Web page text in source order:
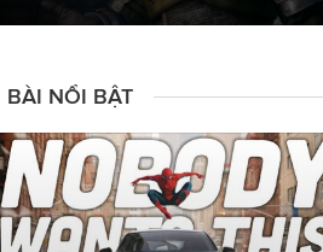
BÀI NỔI BẬT